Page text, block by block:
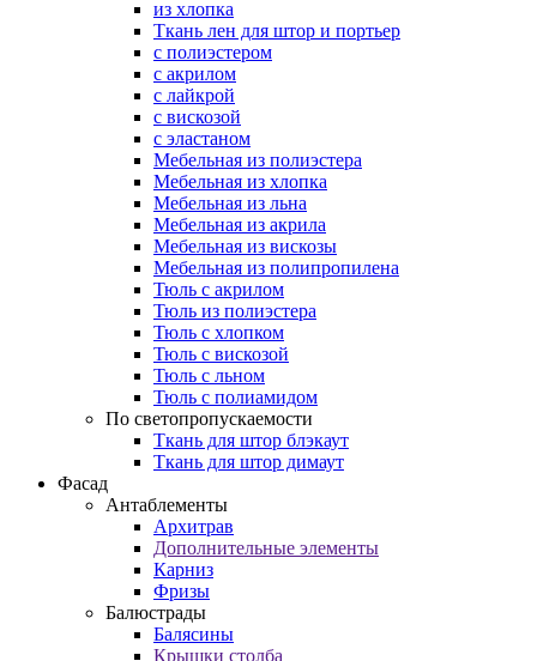
из хлопка
Ткань лен для штор и портьер
с полиэстером
с акрилом
с лайкрой
с вискозой
с эластаном
Мебельная из полиэстера
Мебельная из хлопка
Мебельная из льна
Мебельная из акрила
Мебельная из вискозы
Мебельная из полипропилена
Тюль с акрилом
Тюль из полиэстера
Тюль с хлопком
Тюль с вискозой
Тюль с льном
Тюль с полиамидом
По светопропускаемости
Ткань для штор блэкаут
Ткань для штор димаут
Фасад
Антаблементы
Архитрав
Дополнительные элементы
Карниз
Фризы
Балюстрады
Балясины
Крышки столба